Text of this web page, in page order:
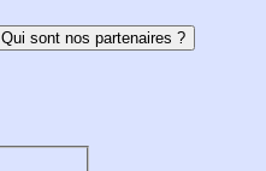
Qui sont nos partenaires ?